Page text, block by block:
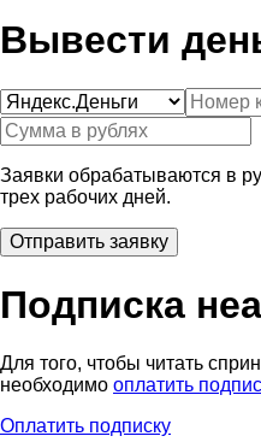
Вывести
Заявки обрабатываются в
трех рабочих дней.
Подписка
Для того, чтобы читать
необходимо оплатить
Оплатить подписку